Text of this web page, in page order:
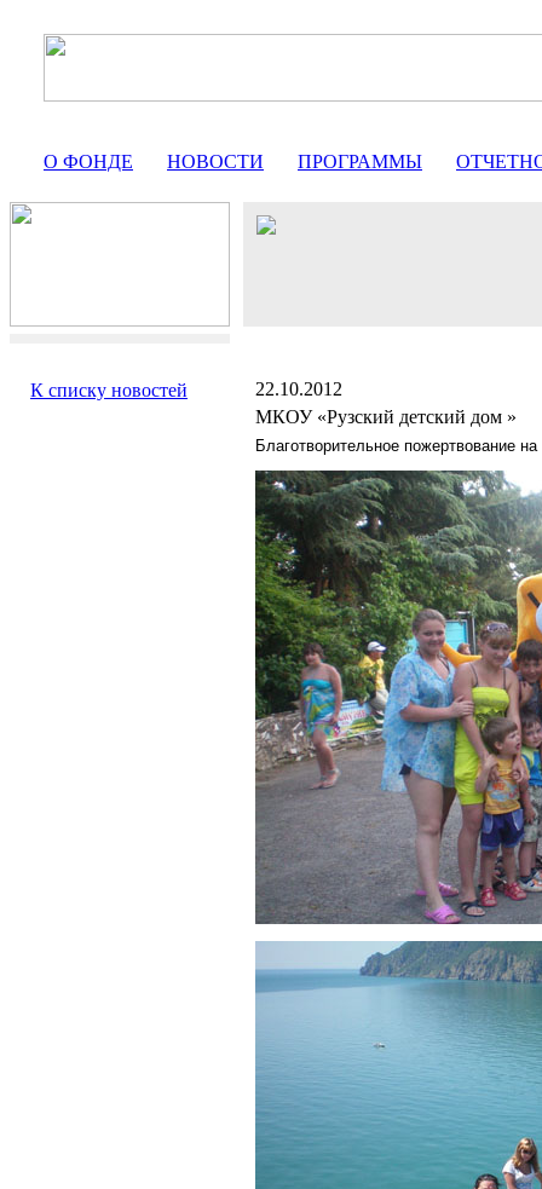
О ФОНДЕ НОВОСТИ ПРОГРАММЫ
К списку новостей
22.10.2012
МКОУ «Рузский детский дом »
Благотворительное пожертвование